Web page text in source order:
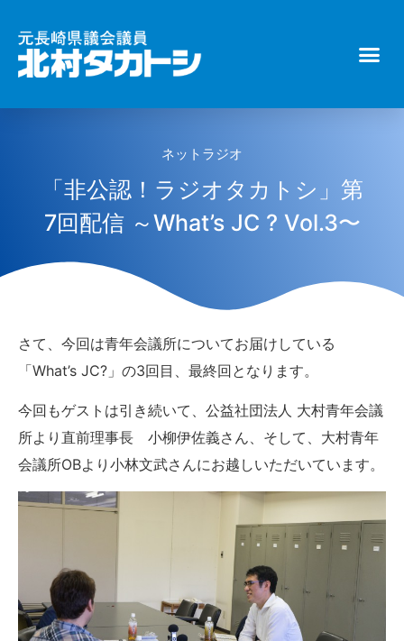
ネットラジオ
「非公認！ラジオタカトシ」第
7回配信 ～What’s JC ? Vol.3〜
さて、今回は青年会議所についてお届けしている
「What’s JC?」の3回目、最終回となります。
今回もゲストは引き続いて、公益社団法人 大村青年会議
所より直前理事長 小柳伊佐義さん、そして、大村青年
会議所OBより小林文武さんにお越しいただいています。